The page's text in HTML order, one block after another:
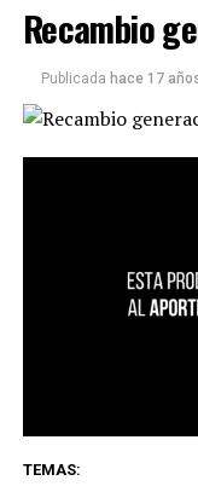
Recambio
Publicada hace 17
TEMAS: